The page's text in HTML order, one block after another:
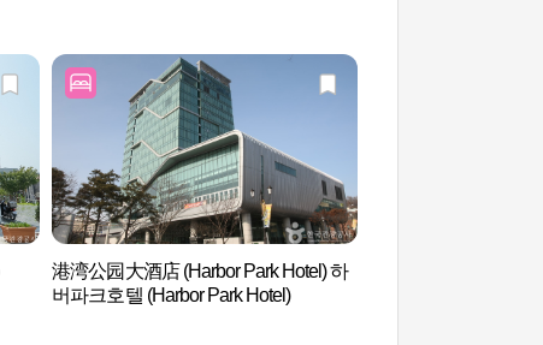
港湾公园大酒店 (Harbor Park Hotel) 하
버파크호텔 (Harbor Park Hotel)